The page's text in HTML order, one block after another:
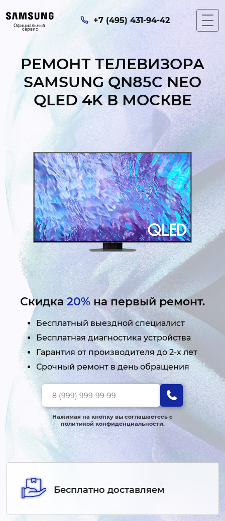
Официальный
сервис
+7 (495) 431-94-42
РЕМОНТ ТЕЛЕВИЗОРА
SAMSUNG QN85C NEO
QLED 4K В МОСКВЕ
Скидка20% на первый ремонт.
Бесплатный выездной специалист
Бесплатная диагностика устройства
Гарантия от производителя до 2-х лет
Срочный ремонт в день обращения
Нажимая на кнопку вы соглашаетесь с
политикой конфиденциальности.
Бесплатно доставляем